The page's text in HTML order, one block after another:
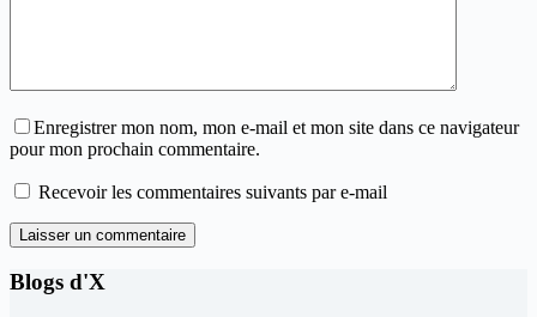
Enregistrer mon nom, mon e-mail et mon site dans ce navigateur
pour mon prochain commentaire.
Recevoir les commentaires suivants par e-mail
Laisser un commentaire
Blogs d'X